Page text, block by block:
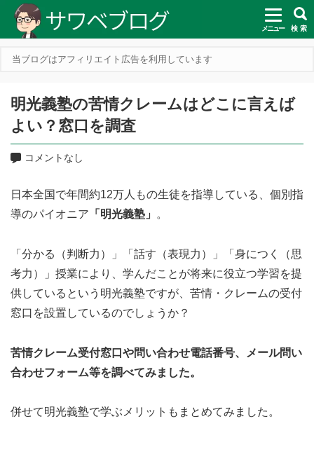
メニュー 検 索
当ブログはアフィリエイト広告を利用しています
明光義塾の苦情クレームはどこに言えば
よい？窓口を調査
コメントなし
日本全国で年間約12万人もの生徒を指導している、個別指
導のパイオニア 「明光義塾」 。
「分かる（判断力）」「話す（表現力）」「身につく（思
考力）」授業により、学んだことが将来に役立つ学習を提
供しているという明光義塾ですが、苦情・クレームの受付
窓口を設置しているのでしょうか？
苦情クレーム受付窓口や問い合わせ電話番号、メール問い
合わせフォーム等を調べてみました。
併せて明光義塾で学ぶメリットもまとめてみました。